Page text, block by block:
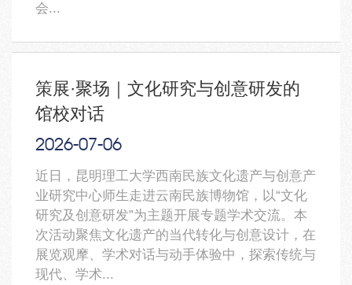
会...
策展·聚场｜文化研究与创意研发的
馆校对话
2026-07-06
近日，昆明理工大学西南民族文化遗产与创意产
业研究中心师生走进云南民族博物馆，以“文化
研究及创意研发”为主题开展专题学术交流。本
次活动聚焦文化遗产的当代转化与创意设计，在
展览观摩、学术对话与动手体验中，探索传统与
现代、学术...